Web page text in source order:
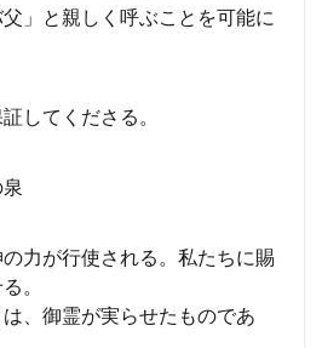
」と親しく呼ぶことを可能に
してくださる。
力が行使される。私たちに賜
。
、御霊が実らせたものであ
す 恵み
メルキゼデク
別の福音
ロバの子
心